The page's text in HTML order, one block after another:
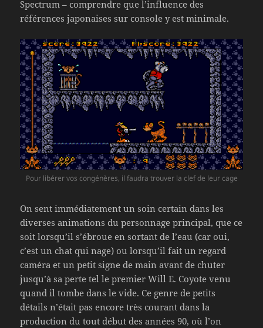
Spectrum – comprendre que l’influence des
références japonaises sur console y est minimale.
Pour libérer vos congénères, il faudra trouver la clef de leur cage
On sent immédiatement un soin certain dans les
diverses animations du personnage principal, que ce
soit lorsqu’il s’ébroue en sortant de l’eau (car oui,
c’est un chat qui nage) ou lorsqu’il fait un regard
caméra et un petit signe de main avant de chuter
jusqu’à sa perte tel le premier Will E. Coyote venu
quand il tombe dans le vide. Ce genre de petits
détails n’était pas encore très courant dans la
production du tout début des années 90, où l’on